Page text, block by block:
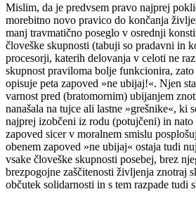
Mislim, da je predvsem pravo najprej
morebitno novo pravico do končanja
manj travmatično poseglo v osrednji
človeške skupnosti (tabuji so pradavni in
procesorji, katerih delovanja v celoti ne
skupnost praviloma bolje funkcionira,
opisuje peta zapoved »ne ubijaj!«. Njen
varnost pred (bratomornim) ubijanjem
nanašala na tujce ali lastne »grešnike«, ki
najprej izobčeni iz rodu (potujčeni) in nato
zapoved sicer v moralnem smislu
obenem zapoved »ne ubijaj« ostaja tudi
vsake človeške skupnosti posebej, brez
brezpogojne zaščitenosti življenja znotraj
občutek solidarnosti in s tem razpade tudi